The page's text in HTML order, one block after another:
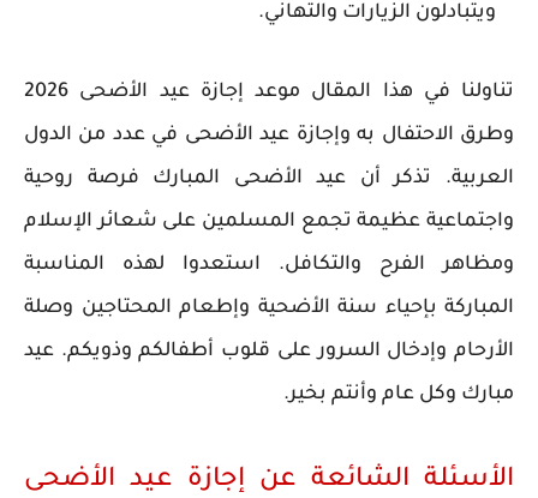
ويتبادلون الزيارات والتهاني.
تناولنا في هذا المقال موعد إجازة عيد الأضحى 2026
وطرق الاحتفال به وإجازة عيد الأضحى في عدد من الدول
العربية. تذكر أن عيد الأضحى المبارك فرصة روحية
واجتماعية عظيمة تجمع المسلمين على شعائر الإسلام
ومظاهر الفرح والتكافل. استعدوا لهذه المناسبة
المباركة بإحياء سنة الأضحية وإطعام المحتاجين وصلة
الأرحام وإدخال السرور على قلوب أطفالكم وذويكم. عيد
مبارك وكل عام وأنتم بخير.
الأسئلة الشائعة عن إجازة عيد الأضحى